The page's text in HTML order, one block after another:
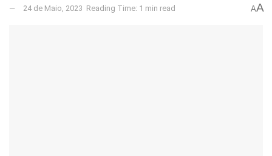
24 de Maio, 2023 Reading Time: 1 min read AA